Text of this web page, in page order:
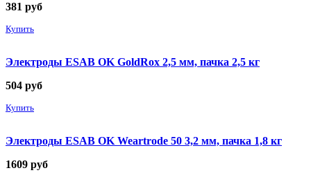
381 руб
Купить
Электроды ESAB OK GoldRox 2,5 мм, пачка 2,5 кг
504 руб
Купить
Электроды ESAB OK Weartrode 50 3,2 мм, пачка 1,8 кг
1609 руб